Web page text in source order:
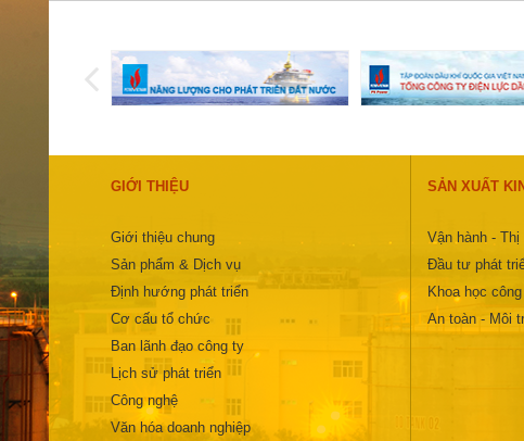
GIỚI THIỆU
Giới thiệu chung
Sản phẩm & Dịch vụ
Định hướng phát triển
Cơ cấu tổ chức
Ban lãnh đạo công ty
Lịch sử phát triển
Công nghệ
Văn hóa doanh nghiệp
SẢN XUẤT
Vận hành -
Đầu tư phát
Khoa học
An toàn - Môi